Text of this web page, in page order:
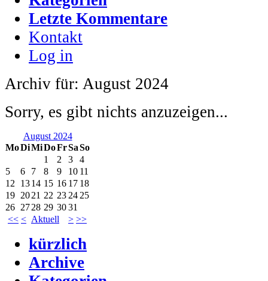
Letzte Kommentare
Kontakt
Log in
Archiv für: August 2024
Sorry, es gibt nichts anzuzeigen...
August 2024
MoDiMiDoFrSaSo
<< < Aktuell > >>
1 2 3
4
5
6 7 8 9 10 11
12
1314 15 16 17 18
19 2021 22 23 24 25
26 2728 29 3031
kürzlich
Archive